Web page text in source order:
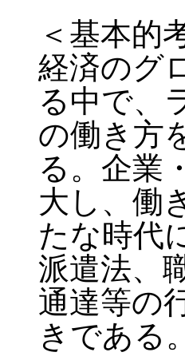
＜基本的
経済のグ
る中で、
の働き方
る。企業
大し、働
たな時代
派遣法、
通達等の
きである。